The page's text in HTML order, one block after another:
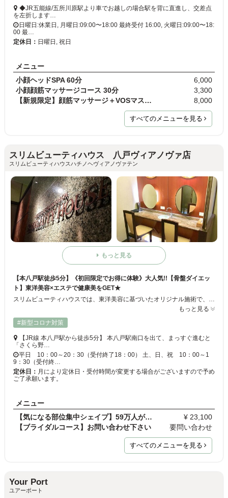
◆JR五能線/五所川原駅より車でお越しの場合駅を背に直進し、交差点
を左折します…
日曜日:休業日, 月曜日:09:00〜18:00 最終受付 16:00, 火曜日:09:00〜18:
00 最…
定休日： 日曜日, 祝日
メニュー
小顔ヘッドSPA 60分
6,000
小顔顔筋マッサージコース 30分
3,300
【新規限定】顔筋マッサージ＋VOSマスク＋小顔EMS美…
8,000
すべてのメニューを見る
スリムビューティハウス 八戸ヴィアノヴァ店
スリムビューティハウスハチノヘヴィアノヴァテン
もっと見る
【本八戸駅徒歩5分】《初回限定でお得に体験》大人気!!【骨盤ダイエッ
ト】東洋美容×エステで健康美をGET★
もっと見る
#新型コロナ対策
【JR線 本八戸駅から徒歩5分】 本八戸駅南口を出て、まっすぐ進むと
「さくら野…
平日 10：00～20：30（受付終了18：00） 土、日、祝 10：00～1
9：30（受付終…
定休日： 月により定休日・受付時間が変更する場合がございますので予め
ご了承願います。
メニュー
【気になる部位集中シェイプ】59万人が体験!!骨盤ダ…
¥ 23,100
【ブライダルコース】お問い合わせ下さい
要問い合わせ
すべてのメニューを見る
Your Port
ユアーポート